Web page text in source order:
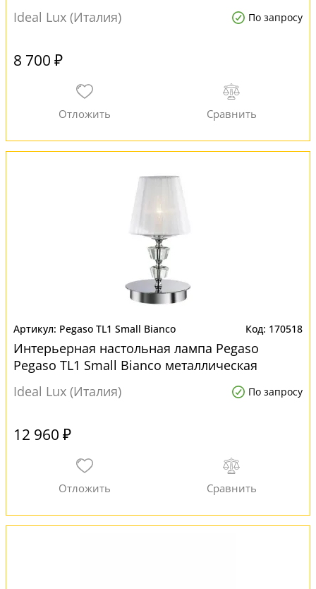
Ideal Lux (Италия)
По запросу
8 700 ₽
Pegaso TL1 Small Bianco 170518
Интерьерная настольная лампа Pegaso
Pegaso TL1 Small Bianco металлическая
Ideal Lux (Италия)
По запросу
12 960 ₽